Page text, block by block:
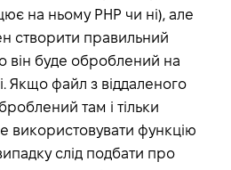
на ньому PHP чи ні), але
створити правильний
він буде оброблений на
Якщо файл з віддаленого
там і тільки
використовувати функцію
слід подбати про